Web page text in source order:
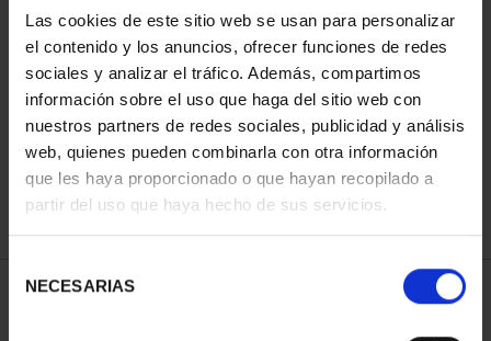
Las cookies de este sitio web se usan para personalizar
el contenido y los anuncios, ofrecer funciones de redes
sociales y analizar el tráfico. Además, compartimos
información sobre el uso que haga del sitio web con
nuestros partners de redes sociales, publicidad y análisis
web, quienes pueden combinarla con otra información
que les haya proporcionado o que hayan recopilado a
partir del uso que haya hecho de sus servicios.
NECESARIAS
ORDENAR POR:
REFINAR
2 Productos encontrados